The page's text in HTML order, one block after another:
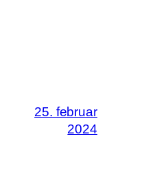
25. februar
2024